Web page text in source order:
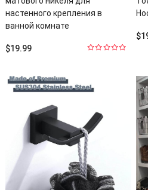
настенного крепления в
ванной комнате
$19.99
$